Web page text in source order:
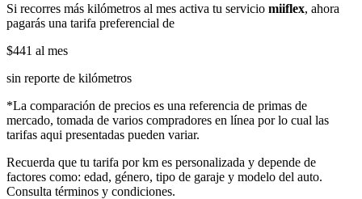
Si recorres más kilómetros al mes activa tu servicio miiflex, ahora
pagarás una tarifa preferencial de
$441 al mes
sin reporte de kilómetros
*La comparación de precios es una referencia de primas de
mercado, tomada de varios compradores en línea por lo cual las
tarifas aqui presentadas pueden variar.
Recuerda que tu tarifa por km es personalizada y depende de
factores como: edad, género, tipo de garaje y modelo del auto.
Consulta términos y condiciones.